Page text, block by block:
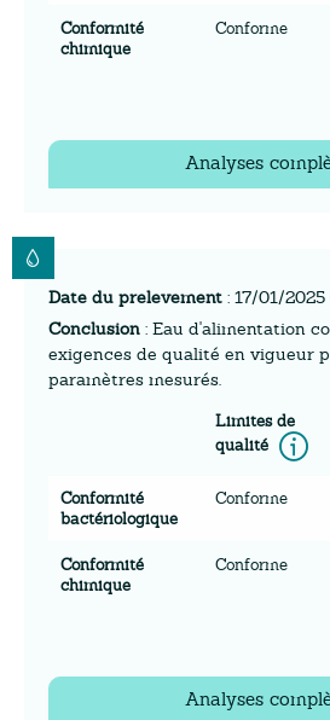
Conformité
chimique
Conforme
Analyses
Date du prelevement : 17/01/2025
Conclusion : Eau d'alimentation
exigences de qualité en vigueur
paramètres mesurés.
Limites de
qualité
Conformité
bactériologique
Conforme
Conformité
chimique
Conforme
Analyses